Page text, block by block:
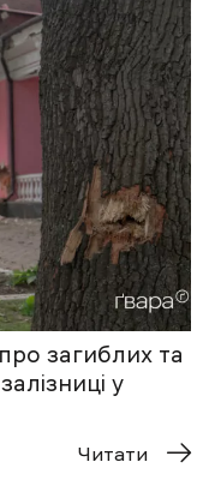
загиблих та
у
Читати